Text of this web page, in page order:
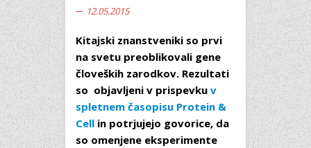
12.05.2015
Kitajski znanstveniki so prvi
na svetu preoblikovali gene
človeških zarodkov. Rezultati
so objavljeni v prispevku v
spletnem časopisu Protein &
Cell in potrjujejo govorice, da
so omenjene eksperimente